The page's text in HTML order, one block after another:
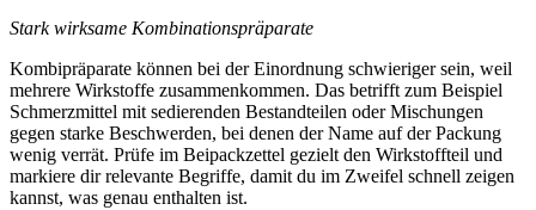
Stark wirksame Kombinationspräparate
Kombipräparate können bei der Einordnung schwieriger sein, weil
mehrere Wirkstoffe zusammenkommen. Das betrifft zum Beispiel
Schmerzmittel mit sedierenden Bestandteilen oder Mischungen
gegen starke Beschwerden, bei denen der Name auf der Packung
wenig verrät. Prüfe im Beipackzettel gezielt den Wirkstoffteil und
markiere dir relevante Begriffe, damit du im Zweifel schnell zeigen
kannst, was genau enthalten ist.